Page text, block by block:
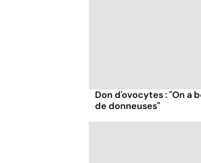
Don d'ovocytes : "On a
de donneuses"